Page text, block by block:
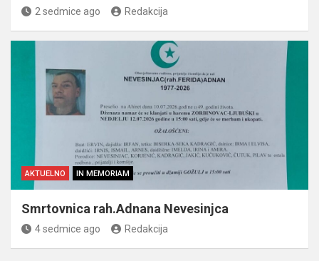
2 sedmice ago Redakcija
AKTUELNO IN MEMORIAM
Smrtovnica rah.Adnana Nevesinjca
4 sedmice ago Redakcija